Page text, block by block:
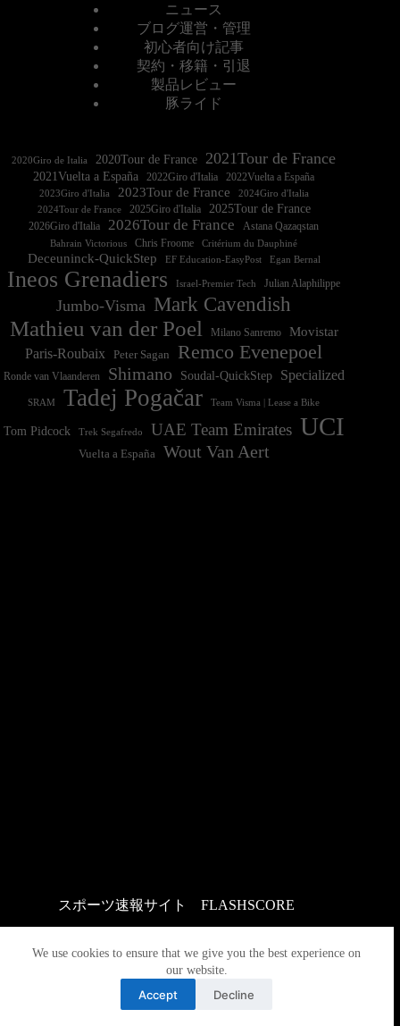
We use cookies to ensure that we give you the best experience on
our website.
Accept Decline
ニュース
ブログ運営・管理
初心者向け記事
契約・移籍・引退
製品レビュー
豚ライド
2020Giro de Italia 2020Tour de France 2021Tour de France
2021Vuelta a España 2022Vuelta a España
2023Giro d'Italia 2023Tour de France
2024Tour de France
2025Giro d'Italia 2025Tour de France
2026Giro d'Italia 2026Tour de France Astana Qazaqstan
Bahrain Victorious Chris Froome Critérium du Dauphiné
Deceuninck-QuickStep EF Education-EasyPost Egan Bernal
Ineos Grenadiers Israel-Premier Tech Julian Alaphilippe
Jumbo-Visma Mark Cavendish
Mathieu van der Poel Milano Sanremo
Movistar
Paris-Roubaix
Peter Sagan Remco Evenepoel
Ronde van Vlaanderen Shimano Soudal-QuickStep Specialized
SRAM Tadej Pogačar Team Visma | Lease a Bike
Tom Pidcock Trek Segafredo UAE Team Emirates UCI
Vuelta a España Wout Van Aert
スポーツ速報サイト FLASHSCORE